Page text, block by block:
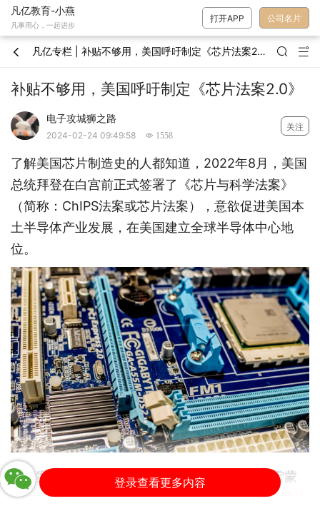
凡亿教育-小燕
凡事用心，一起进步
打开APP 公司名片
 凡亿专栏 | 补贴不够用，美国呼吁制定《芯片法案2.0》  
补贴不够用，美国呼吁制定《芯片法案2.0》
电子攻城狮之路
2024-02-24 09:49:58  1558
关注
了解美国芯片制造史的人都知道，2022年8月，美国
总统拜登在白宫前正式签署了《芯片与科学法案》
（简称：ChIPS法案或芯片法案），意欲促进美国本
土半导体产业发展，在美国建立全球半导体中心地
位。
该法案实施已有一年半，美国商务部部长吉娜·雷蒙
多出席英特尔活动时明确表示：有必要对美国半导体
登录查看更多内容